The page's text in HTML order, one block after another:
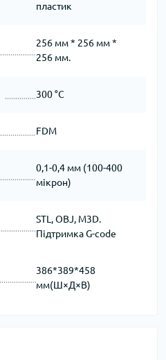
пластик
256 мм * 256 мм *
256 мм.
300 °C
FDM
0,1-0,4 мм (100-400
мікрон)
STL, OBJ, М3D.
Підтримка G-code
386*389*458
мм(Ш×Д×В)